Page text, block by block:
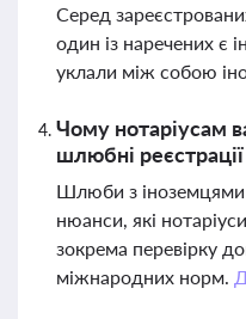
Серед
один із наречених є
уклали між собою
Чому нотаріусам
шлюбні
Шлюби з
нюанси, які
зокрема перевірку
міжнародних норм.